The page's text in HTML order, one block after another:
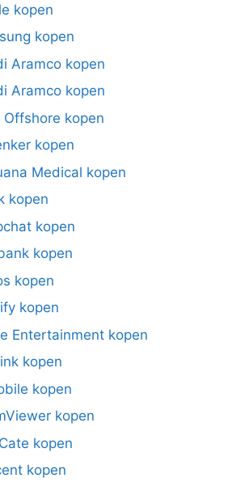
kopen
kopen
Aramco kopen
Aramco kopen
kopen
kopen
Medical kopen
kopen
kopen
kopen
kopen
kopen
Entertainment kopen
kopen
kopen
kopen
kopen
kopen